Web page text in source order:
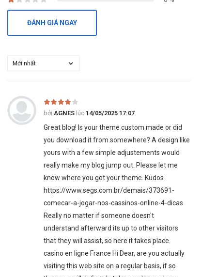
ĐÁNH GIÁ NGAY
bởi AGNES lúc 14/05/2025 17:07
Great blog! Is your theme custom made or did
you download it from somewhere? A design like
yours with a few simple adjustements would
really make my blog jump out. Please let me
know where you got your theme. Kudos
https://www.segs.com.br/demais/373691-
comecar-a-jogar-nos-cassinos-online-4-dicas
Really no matter if someone doesn't
understand afterward its up to other visitors
that they will assist, so here it takes place.
casino en ligne France Hi Dear, are you actually
visiting this web site on a regular basis, if so